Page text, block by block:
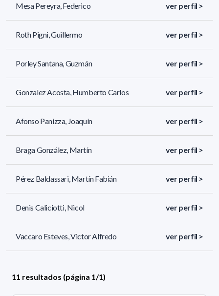
Mesa Pereyra, Federico ver perfil >
Roth Pigni, Guillermo ver perfil >
Porley Santana, Guzmán ver perfil >
Gonzalez Acosta, Humberto Carlos ver perfil >
Afonso Panizza, Joaquín ver perfil >
Braga González, Martín ver perfil >
Pérez Baldassari, Martín Fabián ver perfil >
Denis Caliciotti, Nicol ver perfil >
Vaccaro Esteves, Victor Alfredo ver perfil >
11 resultados (página 1/1)